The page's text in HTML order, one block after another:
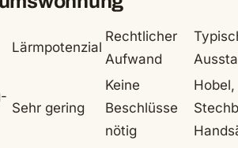
Lärmpotenzial
Rechtlicher
Aufwand
Sehr gering
Keine
Beschlüsse
nötig
Hobel,